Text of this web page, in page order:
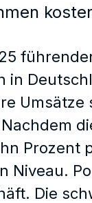
Prozent
Niveau.
Die